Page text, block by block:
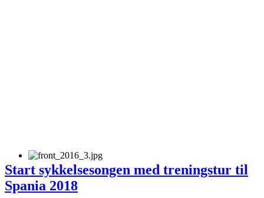
Start sykkelsesongen med treningstur til
Spania 2018